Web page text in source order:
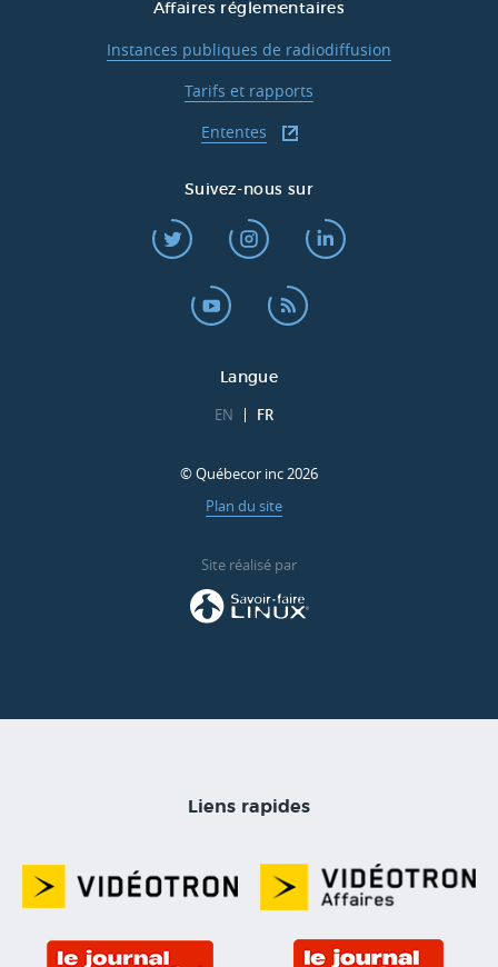
Affaires réglementaires
Instances publiques de radiodiffusion
Tarifs et rapports
Ententes
Suivez-nous sur
Langue
EN FR
© Québecor inc 2026
Plan du site
Site réalisé par
Liens rapides